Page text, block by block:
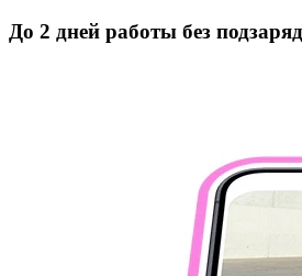
До 2 дней работы без